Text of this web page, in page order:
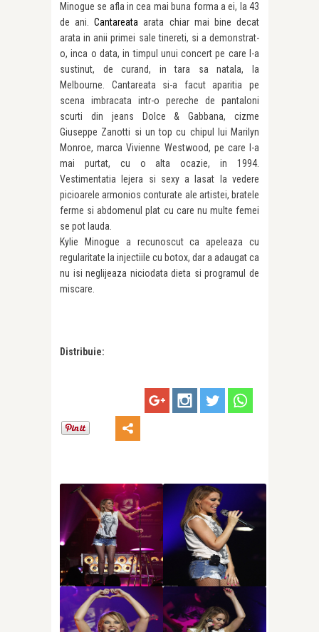
Minogue se afla in cea mai buna forma a ei, la 43
de ani.Cantareata arata chiar mai bine decat
arata in anii primei sale tinereti, si a demonstrat-
o, inca o data, in timpul unui concert pe care l-a
sustinut, de curand, in tara sa natala, la
Melbourne. Cantareata si-a facut aparitia pe
scena imbracata intr-o pereche de pantaloni
scurti din jeans Dolce & Gabbana, cizme
Giuseppe Zanotti si un top cu chipul lui Marilyn
Monroe, marca Vivienne Westwood, pe care l-a
mai purtat, cu o alta ocazie, in 1994.
Vestimentatia lejera si sexy a lasat la vedere
picioarele armonios conturate ale artistei, bratele
ferme si abdomenul plat cu care nu multe femei
se pot lauda.
Kylie Minogue a recunoscut ca apeleaza cu
regularitate la injectiile cu botox, dar a adaugat ca
nu isi neglijeaza niciodata dieta si programul de
miscare.
Distribuie: